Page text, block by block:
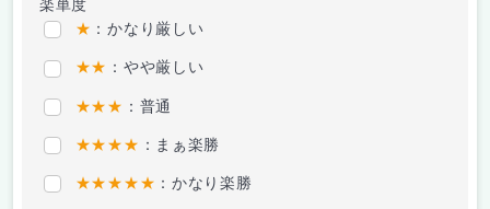
楽単度
★ ：かなり厳しい
★★ ：やや厳しい
★★★ ：普通
★★★★ ：まぁ楽勝
★★★★★ ：かなり楽勝